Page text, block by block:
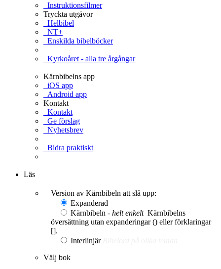
Instruktionsfilmer
Tryckta utgåvor
Helbibel
NT+
Enskilda bibelböcker
Kyrkoåret - alla tre årgångar
Kärnbibelns app
iOS app
Android app
Kontakt
Kontakt
Ge förslag
Nyhetsbrev
Bidra praktiskt
Läs
Version av Kärnbibeln att slå upp:
Expanderad
Kärnbibeln - helt enkelt Kärnbibelns
översättning utan expanderingar () eller förklaringar
[].
Interlinjär
Välj bok